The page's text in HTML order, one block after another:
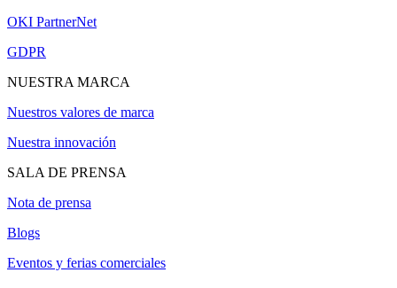
OKI PartnerNet
GDPR
NUESTRA MARCA
Nuestros valores de marca
Nuestra innovación
SALA DE PRENSA
Nota de prensa
Blogs
Eventos y ferias comerciales